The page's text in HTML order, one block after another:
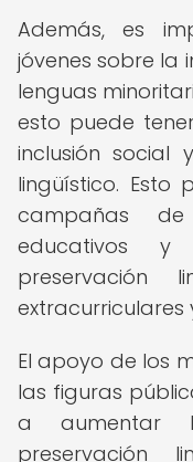
Además, es
jóvenes sobre la
lenguas
esto puede
inclusión social
lingüístico.
campañas de
educativos
preservación
extracurriculares
El apoyo de los
las figuras
a aumentar
preservación